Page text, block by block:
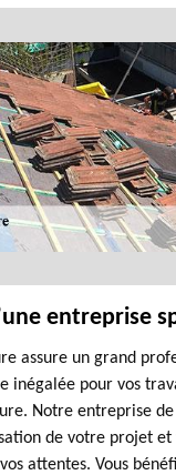
entreprise
assure un grand
inégalée pour vos
Notre entreprise
de votre projet et
attentes. Vous